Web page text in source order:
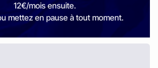
12€/mois ensuite.
mettez en pause à tout moment.